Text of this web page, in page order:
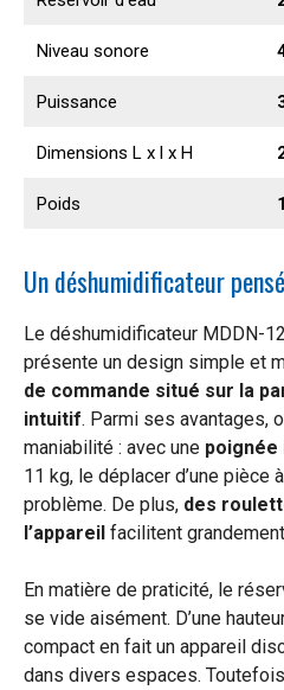
Niveau sonore
Puissance
Dimensions L x l x H
Poids
Un déshumidificateur
Le déshumidificateur MDDN-
présente un design simple et
de commande situé sur la
intuitif. Parmi ses avantages,
maniabilité : avec une
11 kg, le déplacer d’une pièce
problème. De plus, des
l’appareil facilitent
En matière de praticité, le
se vide aisément. D’une
compact en fait un appareil
dans divers espaces.